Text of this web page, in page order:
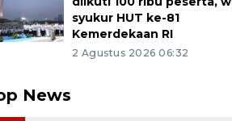
syukur HUT ke-81
Kemerdekaan RI
2 Agustus 2026 06:32
News